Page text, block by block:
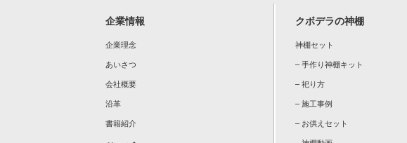
企業情報
企業理念
あいさつ
会社概要
沿革
書籍紹介
クボデラの神棚
神棚セット
– 手作り神棚キット
– 祀り方
– 施工事例
– お供えセット